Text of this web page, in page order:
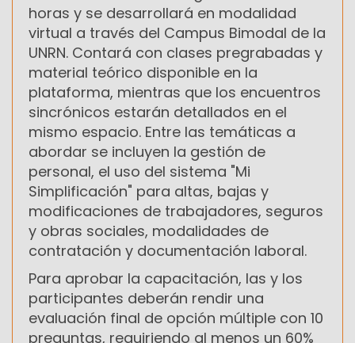
horas y se desarrollará en modalidad
virtual a través del Campus Bimodal de la
UNRN. Contará con clases pregrabadas y
material teórico disponible en la
plataforma, mientras que los encuentros
sincrónicos estarán detallados en el
mismo espacio. Entre las temáticas a
abordar se incluyen la gestión de
personal, el uso del sistema "Mi
Simplificación" para altas, bajas y
modificaciones de trabajadores, seguros
y obras sociales, modalidades de
contratación y documentación laboral.
Para aprobar la capacitación, las y los
participantes deberán rendir una
evaluación final de opción múltiple con 10
preguntas, requiriendo al menos un 60%